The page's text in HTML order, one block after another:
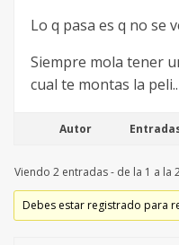
Lo q pasa es q no se
Siempre mola tener
cual te montas la peli..
Autor
Viendo 2 entradas - de la 1 a la
Debes estar registrado para